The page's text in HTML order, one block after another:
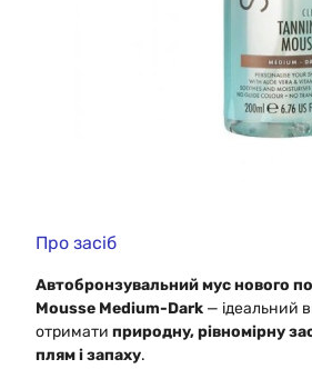
Про засіб
Автобронзувальний мус нового
Mousse Medium-Dark— ідеальний
отримати природну, рівномірну
плям і запаху.